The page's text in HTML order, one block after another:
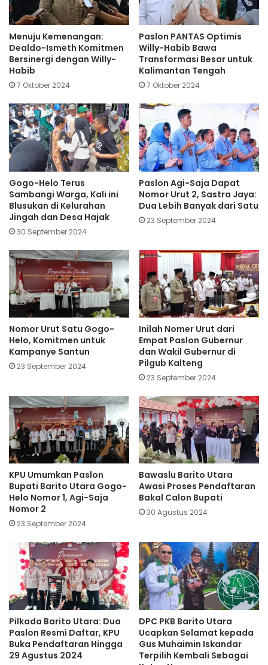
Menuju Kemenangan:
Dealdo-Ismeth Komitmen
Bersinergi dengan Willy-
Habib
7 Oktober 2024
Paslon PANTAS Optimis
Willy-Habib Bawa
Transformasi Besar untuk
Kalimantan Tengah
7 Oktober 2024
Gogo-Helo Terus
Sambangi Warga, Kali ini
Blusukan di Kelurahan
Jingah dan Desa Hajak
30 September 2024
Paslon Agi-Saja Dapat
Nomor Urut 2, Sastra Jaya:
Dua Lebih Banyak dari Satu
23 September 2024
Nomor Urut Satu Gogo-
Helo, Komitmen untuk
Kampanye Santun
23 September 2024
Inilah Nomer Urut dari
Empat Paslon Gubernur
dan Wakil Gubernur di
Pilgub Kalteng
23 September 2024
KPU Umumkan Paslon
Bupati Barito Utara Gogo-
Helo Nomor 1, Agi-Saja
Nomor 2
23 September 2024
Bawaslu Barito Utara
Awasi Proses Pendaftaran
Bakal Calon Bupati
30 Agustus 2024
Pilkada Barito Utara: Dua
Paslon Resmi Daftar, KPU
Buka Pendaftaran Hingga
29 Agustus 2024
DPC PKB Barito Utara
Ucapkan Selamat kepada
Gus Muhaimin Iskandar
Terpilih Kembali Sebagai